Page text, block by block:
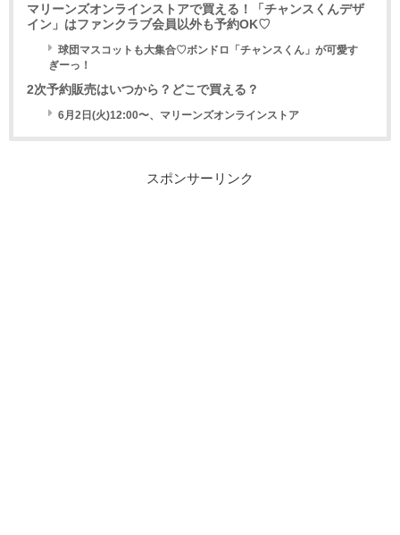
マリーンズオンラインストアで買える！「チャンスくんデザ
イン」はファンクラブ会員以外も予約OK♡
球団マスコットも大集合♡ボンドロ「チャンスくん」が可愛す
ぎーっ！
2次予約販売はいつから？どこで買える？
6月2日(火)12:00〜、マリーンズオンラインストア
スポンサーリンク